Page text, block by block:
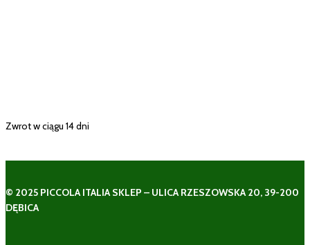
Zwrot w ciągu 14 dni
© 2025 PICCOLA ITALIA SKLEP – ULICA RZESZOWSKA 20, 39-200
DĘBICA